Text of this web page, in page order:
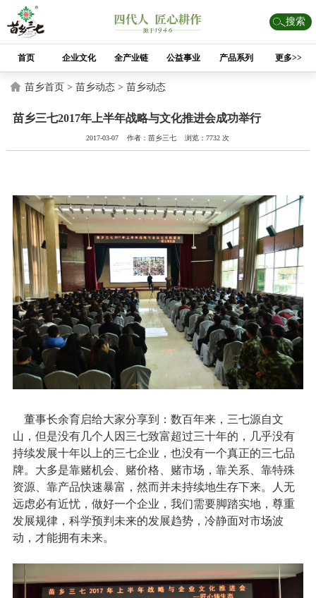
搜索
首页 企业文化 全产业链 公益事业 产品系列 更多>>
苗乡首页 > 苗乡动态 > 苗乡动态
苗乡三七2017年上半年战略与文化推进会成功举行
2017-03-07 作者：苗乡三七 浏览：7732 次
董事长余育启给大家分享到：数百年来，三七源自文
山，但是没有几个人因三七致富超过三十年的，几乎没有
持续发展十年以上的三七企业，也没有一个真正的三七品
牌。大多是靠赌机会、赌价格、赌市场，靠关系、靠特殊
资源、靠产品快速暴富，然而并未持续地生存下来。人无
远虑必有近忧，做好一个企业，我们需要脚踏实地，尊重
发展规律，科学预判未来的发展趋势，冷静面对市场波
动，才能拥有未来。